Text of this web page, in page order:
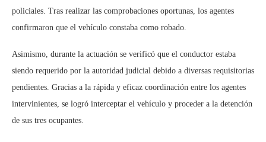
policiales. Tras realizar las comprobaciones oportunas, los agentes
confirmaron que el vehículo constaba como robado.
Asimismo, durante la actuación se verificó que el conductor estaba
siendo requerido por la autoridad judicial debido a diversas requisitorias
pendientes. Gracias a la rápida y eficaz coordinación entre los agentes
intervinientes, se logró interceptar el vehículo y proceder a la detención
de sus tres ocupantes.